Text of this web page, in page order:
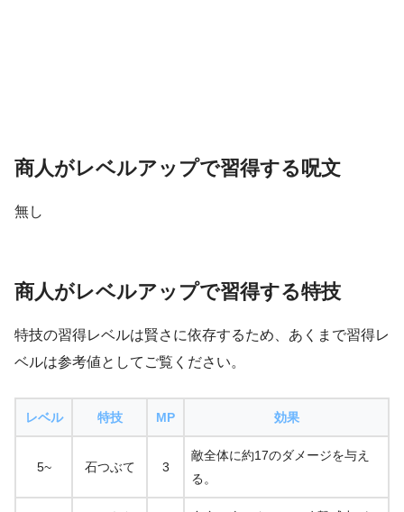
商人がレベルアップで習得する呪文
無し
商人がレベルアップで習得する特技
特技の習得レベルは賢さに依存するため、あくまで習得レ
ベルは参考値としてご覧ください。
レベル 特技 MP 効果
5~ 石つぶて 3
敵全体に約17のダメージを与え
る。